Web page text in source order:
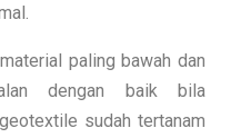
paling bawah dan
dengan baik bila
sudah tertanam